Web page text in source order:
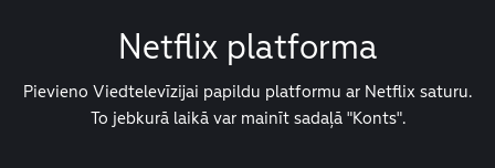
Netflix platforma
Pievieno Viedtelevīzijai papildu platformu ar Netflix saturu.
To jebkurā laikā var mainīt sadaļā "Konts".